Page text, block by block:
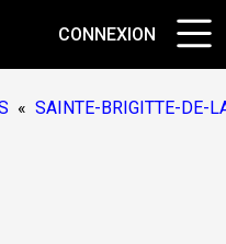
CONNEXION
« SAINTE-BRIGITTE-DE-